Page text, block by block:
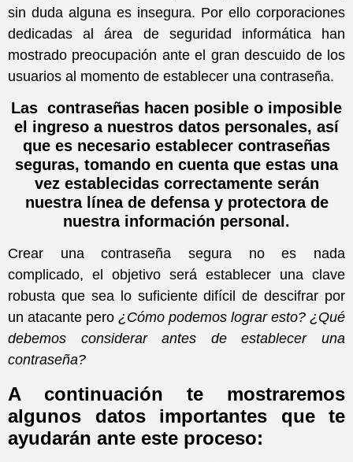
sin duda alguna es insegura. Por ello corporaciones
dedicadas al área de seguridad informática han
mostrado preocupación ante el gran descuido de los
usuarios al momento de establecer una contraseña.
Las contraseñas hacen posible o imposible
el ingreso a nuestros datos personales, así
que es necesario establecer contraseñas
seguras, tomando en cuenta que estas una
vez establecidas correctamente serán
nuestra línea de defensa y protectora de
nuestra información personal.
Crear una contraseña segura no es nada
complicado, el objetivo será establecer una clave
robusta que sea lo suficiente difícil de descifrar por
un atacante pero ¿Cómo podemos lograr esto? ¿Qué
debemos considerar antes de establecer una
contraseña?
A continuación te mostraremos
algunos datos importantes que te
ayudarán ante este proceso: